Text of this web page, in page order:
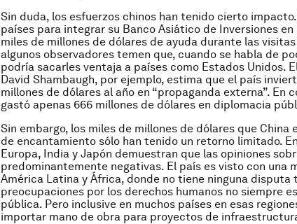
Sin duda, los esfuerzos chinos han tenido cierto
países para integrar su Banco Asiático de Inversiones
miles de millones de dólares de ayuda durante las
algunos observadores temen que, cuando se habla de
podría sacarles ventaja a países como Estados Unidos.
David Shambaugh, por ejemplo, estima que el país
millones de dólares al año en “propaganda externa”. En
gastó apenas 666 millones de dólares en diplomacia
Sin embargo, los miles de millones de dólares que China
de encantamiento sólo han tenido un retorno limitado.
Europa, India y Japón demuestran que las opiniones
predominantemente negativas. El país es visto con una
América Latina y África, donde no tiene ninguna
preocupaciones por los derechos humanos no siempre
pública. Pero inclusive en muchos países en esas
importar mano de obra para proyectos de